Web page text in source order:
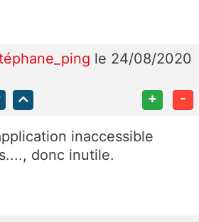
le 24/08/2020
+ -
inaccessible
donc inutile.